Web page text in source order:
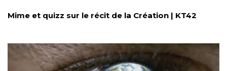
Mime et quizz sur le récit de la Création | KT42